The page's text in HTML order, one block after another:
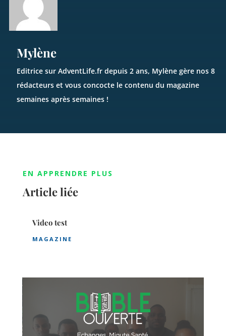
Mylène
Editrice sur AdventLife.fr depuis 2 ans, Mylène gère nos 8
rédacteurs et vous concocte le contenu du magazine
semaines après semaines !
EN APPRENDRE PLUS
Article liée
Video test
MAGAZINE